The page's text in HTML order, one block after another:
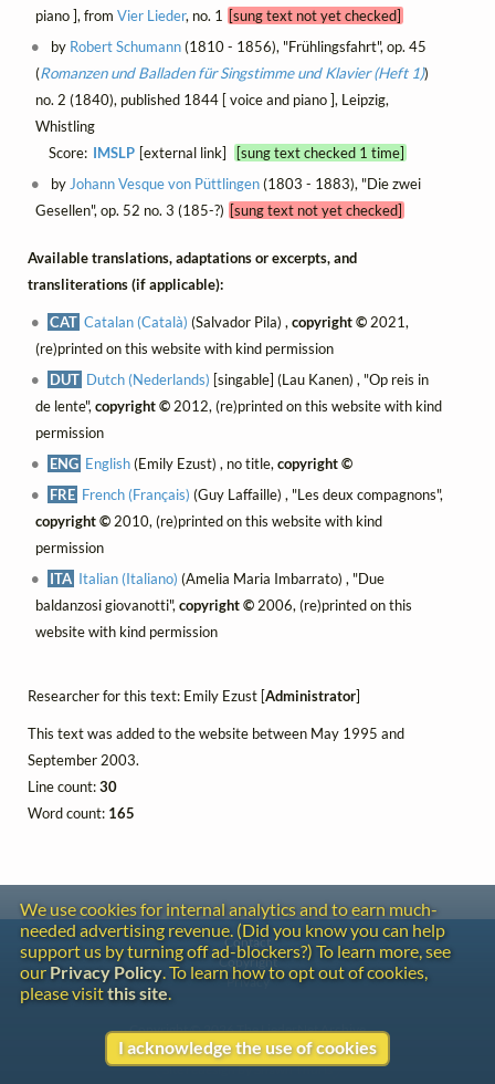
piano ], from Vier Lieder, no. 1 [sung text not yet checked]
by Robert Schumann(1810 - 1856), "Frühlingsfahrt", op. 45
(Romanzen und Balladen für Singstimme und Klavier (Heft 1))
no. 2 (1840), published 1844 [ voice and piano ], Leipzig,
Whistling
Score: IMSLP [external link]
[sung text checked 1 time]
byJohann Vesque von Püttlingen(1803 - 1883), "Die zwei
Gesellen", op. 52 no. 3 (185-?) [sung text not yet checked]
Available translations, adaptations or excerpts, and
transliterations (if applicable):
CAT Catalan (Català) (Salvador Pila) ,copyright © 2021,
(re)printed on this website with kind permission
DUT Dutch (Nederlands) [singable] (Lau Kanen) , "Op reis in
de lente", copyright ©2012, (re)printed on this website with kind
permission
ENG English(Emily Ezust) , no title,copyright ©
FRE French (Français) (Guy Laffaille) , "Les deux compagnons",
copyright ©2010, (re)printed on this website with kind
permission
ITA Italian (Italiano) (Amelia Maria Imbarrato) , "Due
baldanzosi giovanotti", copyright ©2006, (re)printed on this
website with kind permission
Researcher for this text: Emily Ezust [Administrator]
This text was added to the website between May 1995 and
September 2003.
Line count:30
Word count: 165
We use cookies for internal analytics and to earn much-
needed advertising revenue. (Did you know you can help
support us by turning off ad-blockers?) To learn more, see
our Privacy Policy. To learn how to opt out of cookies,
please visitthis site.
I acknowledge the use of cookies
Contact
Copyright
Privacy
Copyright © 2026 The LiederNet Archive
Site redesign by Shawn Thuris